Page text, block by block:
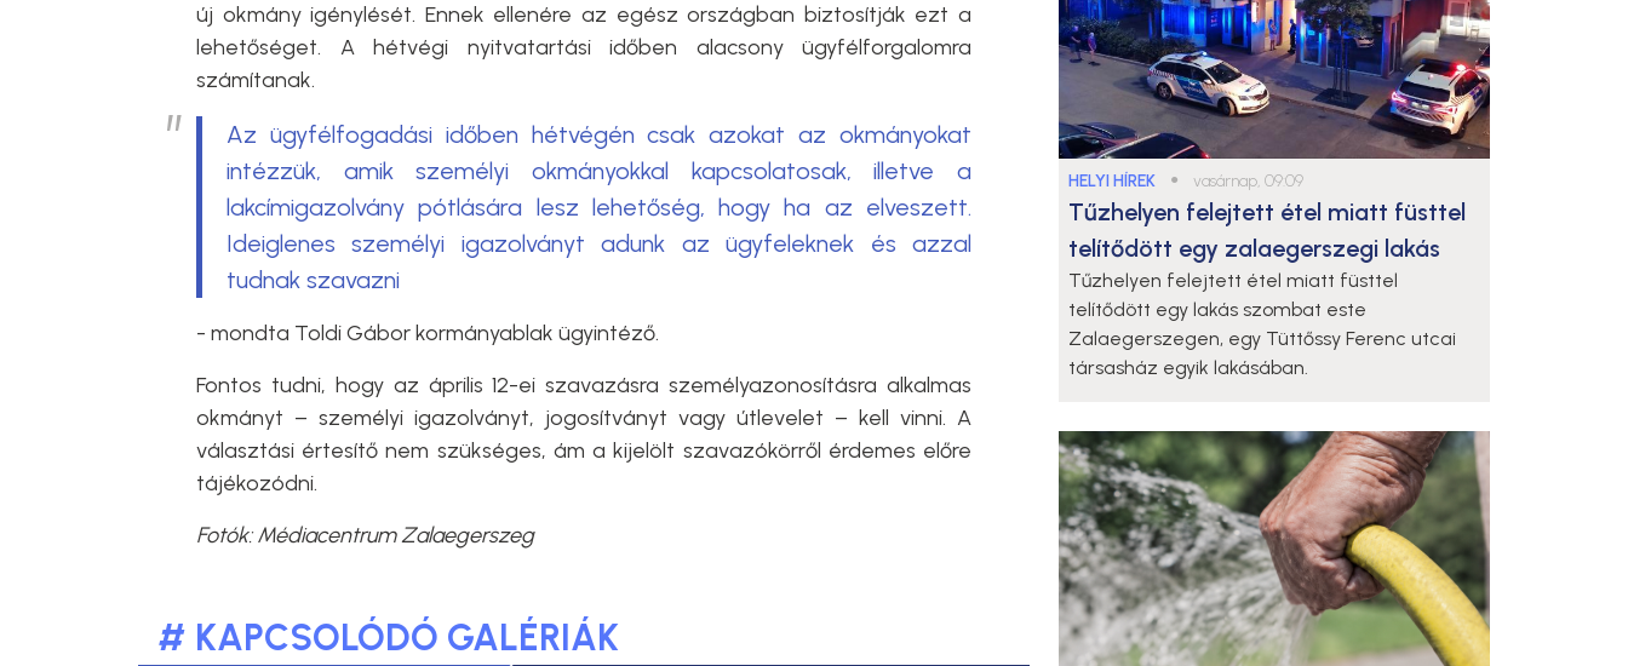
új okmány igénylését. Ennek ellenére az egész országban biztosítják ezt a
lehetőséget. A hétvégi nyitvatartási időben alacsony ügyfélforgalomra
számítanak.
Az ügyfélfogadási időben hétvégén csak azokat az okmányokat
intézzük, amik személyi okmányokkal kapcsolatosak, illetve a
lakcímigazolvány pótlására lesz lehetőség, hogy ha az elveszett.
Ideiglenes személyi igazolványt adunk az ügyfeleknek és azzal
tudnak szavazni
- mondta Toldi Gábor kormányablak ügyintéző.
Fontos tudni, hogy az április 12-ei szavazásra személyazonosításra alkalmas
okmányt – személyi igazolványt, jogosítványt vagy útlevelet – kell vinni. A
választási értesítő nem szükséges, ám a kijelölt szavazókörről érdemes előre
tájékozódni.
Fotók: Médiacentrum Zalaegerszeg
# KAPCSOLÓDÓ GALÉRIÁK
HELYI HÍREK ● vasárnap, 09:09
Tűzhelyen felejtett étel miatt füsttel
telítődött egy zalaegerszegi lakás
Tűzhelyen felejtett étel miatt füsttel
telítődött egy lakás szombat este
Zalaegerszegen, egy Tüttőssy Ferenc utcai
társasház egyik lakásában.